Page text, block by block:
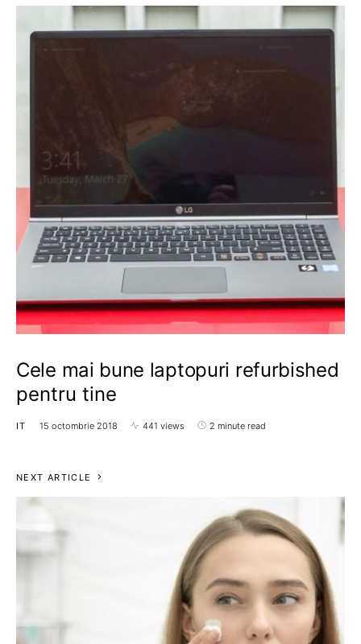
Cele mai bune laptopuri refurbished
pentru tine
IT 15 octombrie 2018 441 views 2 minute read
NEXT ARTICLE